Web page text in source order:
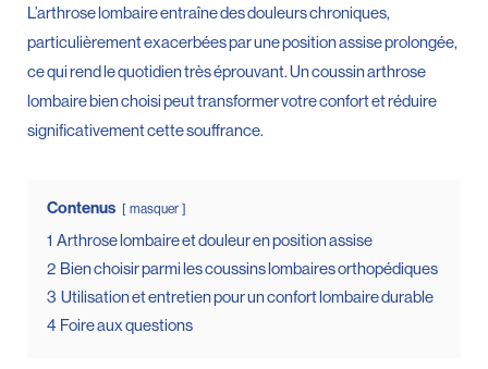
L’arthrose lombaire entraîne des douleurs chroniques,
particulièrement exacerbées par une position assise prolongée,
ce qui rend le quotidien très éprouvant. Un coussin arthrose
lombaire bien choisi peut transformer votre confort et réduire
significativement cette souffrance.
Contenus masquer
1 Arthrose lombaire et douleur en position assise
2 Bien choisir parmi les coussins lombaires orthopédiques
3 Utilisation et entretien pour un confort lombaire durable
4 Foire aux questions